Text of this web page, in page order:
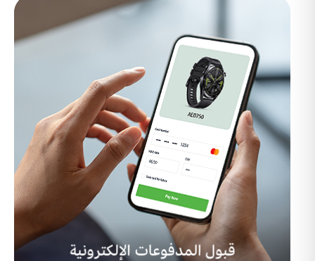
Local Payments
استكشف طرق الدفع المحلية الشائعة في منطقة
الشرق الأوسط وشمال أفريقيا
Buy Now, Pay Later
شبكة بسيطة وآمنة تساعد عملاءك على الحصول
على تمويل قصير المدى لمشترياتهم من الإنترنت.